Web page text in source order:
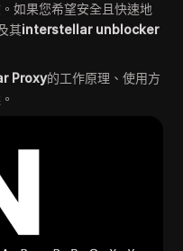
如果您希望安全且快速地
其interstellar unblocker
Proxy的工作原理、使用方